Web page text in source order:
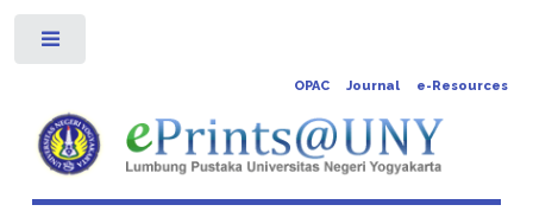
OPAC Journal e-Resources